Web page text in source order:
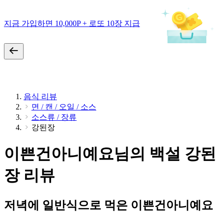
지금 가입하면 10,000P + 로또 10장 지급
음식 리뷰
면 / 캔 / 오일 / 소스
소스류 / 장류
강된장
이쁜건아니예요님의 백설 강된
장 리뷰
저녁에 일반식으로 먹은 이쁜건아니예요